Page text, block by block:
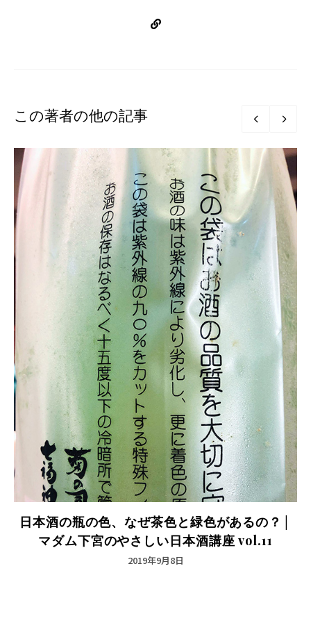
この著者の他の記事
日本酒の瓶の色、なぜ茶色と緑色があるの？│
マダム下宮のやさしい日本酒講座 vol.11
2019年9月8日